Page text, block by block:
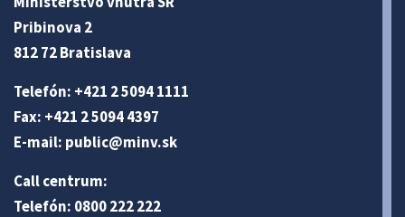
Pribinova 2
812 72 Bratislava
Telefón: +421 2 5094 1111
Fax: +421 2 5094 4397
E-mail: public@minv.sk
Call centrum:
Telefón: 0800 222 222